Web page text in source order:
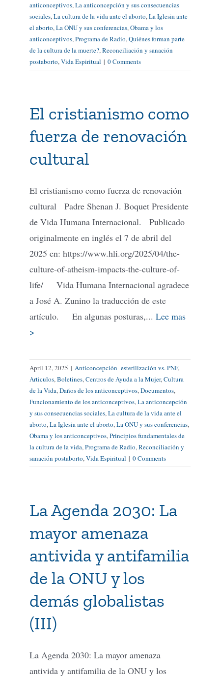
anticonceptivos, La anticoncepción y sus consecuencias
sociales, La cultura de la vida ante el aborto, La Iglesia ante
el aborto, La ONU y sus conferencias, Obama y los
anticonceptivos, Programa de Radio, Quiénes forman parte
de la cultura de la muerte?, Reconciliación y sanación
postaborto, Vida Espiritual | 0 Comments
El cristianismo como
fuerza de renovación
cultural
El cristianismo como fuerza de renovación
cultural Padre Shenan J. Boquet Presidente
de Vida Humana Internacional. Publicado
originalmente en inglés el 7 de abril del
2025 en: https://www.hli.org/2025/04/the-
culture-of-atheism-impacts-the-culture-of-
life/ Vida Humana Internacional agradece
a José A. Zunino la traducción de este
artículo. En algunas posturas,... Lee mas
>
April 12, 2025 | Anticoncepción- esterilización vs. PNF,
Articulos, Boletines, Centros de Ayuda a la Mujer, Cultura
de la Vida, Daños de los anticonceptivos, Documentos,
Funcionamiento de los anticonceptivos, La anticoncepción
y sus consecuencias sociales, La cultura de la vida ante el
aborto, La Iglesia ante el aborto, La ONU y sus conferencias,
Obama y los anticonceptivos, Principios fundamentales de
la cultura de la vida, Programa de Radio, Reconciliación y
sanación postaborto, Vida Espiritual | 0 Comments
La Agenda 2030: La
mayor amenaza
antivida y antifamilia
de la ONU y los
demás globalistas
(III)
La Agenda 2030: La mayor amenaza
antivida y antifamilia de la ONU y los